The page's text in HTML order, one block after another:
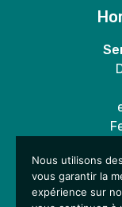
Nous utilisons
vous garantir la
expérience sur